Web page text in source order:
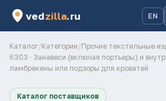
vedzilla.ru EN
Каталог/Категории/Прочие текстильные
6303 · Занавеси (включая портьеры) и
ламбрекены или подзоры для кроватей
Каталог поставщиков